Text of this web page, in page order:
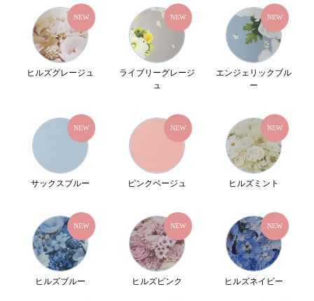
NEW
ヒルズグレージュ
NEW
ライブリーグレージ
ュ
NEW
エンジェリックブル
ー
NEW
サックスブルー
NEW
ピンクベージュ
NEW
ヒルズミント
NEW
ヒルズブルー
NEW
ヒルズピンク
NEW
ヒルズネイビー